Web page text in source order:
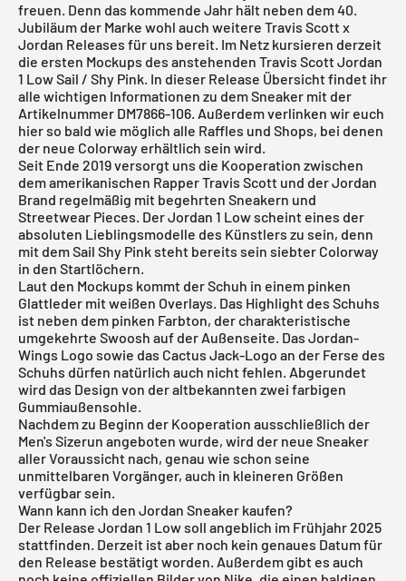
freuen. Denn das kommende Jahr hält neben dem 40.
Jubiläum der Marke wohl auch weitere Travis Scott x
Jordan Releases für uns bereit. Im Netz kursieren derzeit
die ersten Mockups des anstehenden Travis Scott Jordan
1 Low Sail / Shy Pink. In dieser Release Übersicht findet ihr
alle wichtigen Informationen zu dem Sneaker mit der
Artikelnummer DM7866-106. Außerdem verlinken wir euch
hier so bald wie möglich alle Raffles und Shops, bei denen
der neue Colorway erhältlich sein wird.
Seit Ende 2019 versorgt uns die Kooperation zwischen
dem amerikanischen Rapper Travis Scott und der Jordan
Brand regelmäßig mit begehrten Sneakern und
Streetwear Pieces. Der Jordan 1 Low scheint eines der
absoluten Lieblingsmodelle des Künstlers zu sein, denn
mit dem Sail Shy Pink steht bereits sein siebter Colorway
in den Startlöchern.
Laut den Mockups kommt der Schuh in einem pinken
Glattleder mit weißen Overlays. Das Highlight des Schuhs
ist neben dem pinken Farbton, der charakteristische
umgekehrte Swoosh auf der Außenseite. Das Jordan-
Wings Logo sowie das Cactus Jack-Logo an der Ferse des
Schuhs dürfen natürlich auch nicht fehlen. Abgerundet
wird das Design von der altbekannten zwei farbigen
Gummiaußensohle.
Nachdem zu Beginn der Kooperation ausschließlich der
Men's Sizerun angeboten wurde, wird der neue Sneaker
aller Voraussicht nach, genau wie schon seine
unmittelbaren Vorgänger, auch in kleineren Größen
verfügbar sein.
Wann kann ich den Jordan Sneaker kaufen?
Der Release Jordan 1 Low soll angeblich im Frühjahr 2025
stattfinden. Derzeit ist aber noch kein genaues Datum für
den Release bestätigt worden. Außerdem gibt es auch